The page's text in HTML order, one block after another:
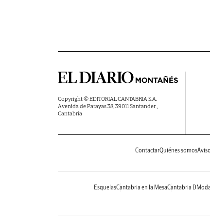
Copyright © EDITORIAL CANTABRIA S.A.
Avenida de Parayas 38, 39011 Santander ,
Cantabria
ContactarQuiénes somos
EsquelasCantabria en la MesaCantabria DModa